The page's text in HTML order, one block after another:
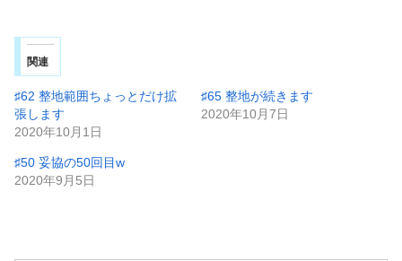
関連
♯62 整地範囲ちょっとだけ拡
張します
2020年10月1日
♯65 整地が続きます
2020年10月7日
♯50 妥協の50回目w
2020年9月5日